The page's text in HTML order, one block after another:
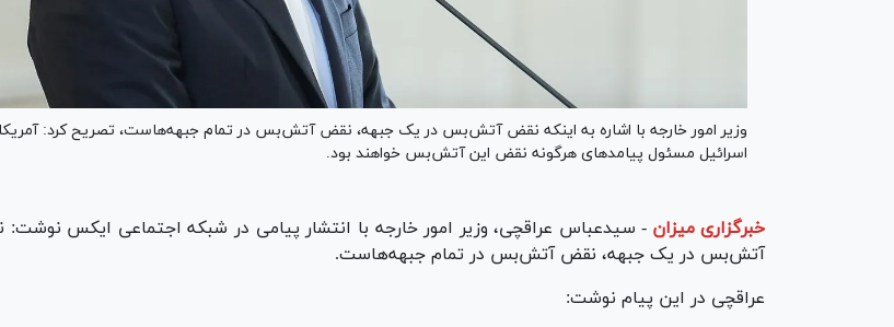
وزیر امور خارجه با اشاره به اینکه نقض آتش‌بس در یک جبهه، نقض آتش‌بس در تمام جبهه‌هاست، تصریح کرد:
اسرائیل مسئول پیامد‌های هرگونه نقض این آتش‌بس خواهند بود.
خبرگزاری میزان - سیدعباس عراقچی، وزیر امور خارجه با انتشار پیامی در شبکه اجتماعی ایکس
آتش‌بس در یک جبهه، نقض آتش‌بس در تمام جبهه‌هاست.
عراقچی در این پیام نوشت: